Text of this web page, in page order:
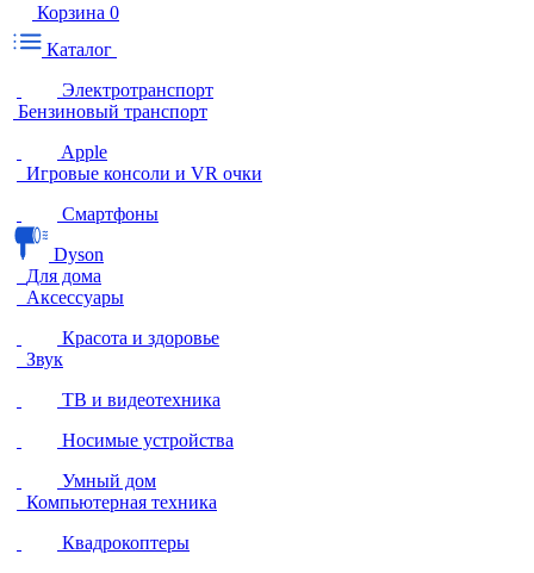
Корзина 0
Каталог
Электротранспорт
Бензиновый транспорт
Apple
Игровые консоли и VR очки
Смартфоны
Dyson
Для дома
Аксессуары
Красота и здоровье
Звук
ТВ и видеотехника
Носимые устройства
Умный дом
Компьютерная техника
Квадрокоптеры